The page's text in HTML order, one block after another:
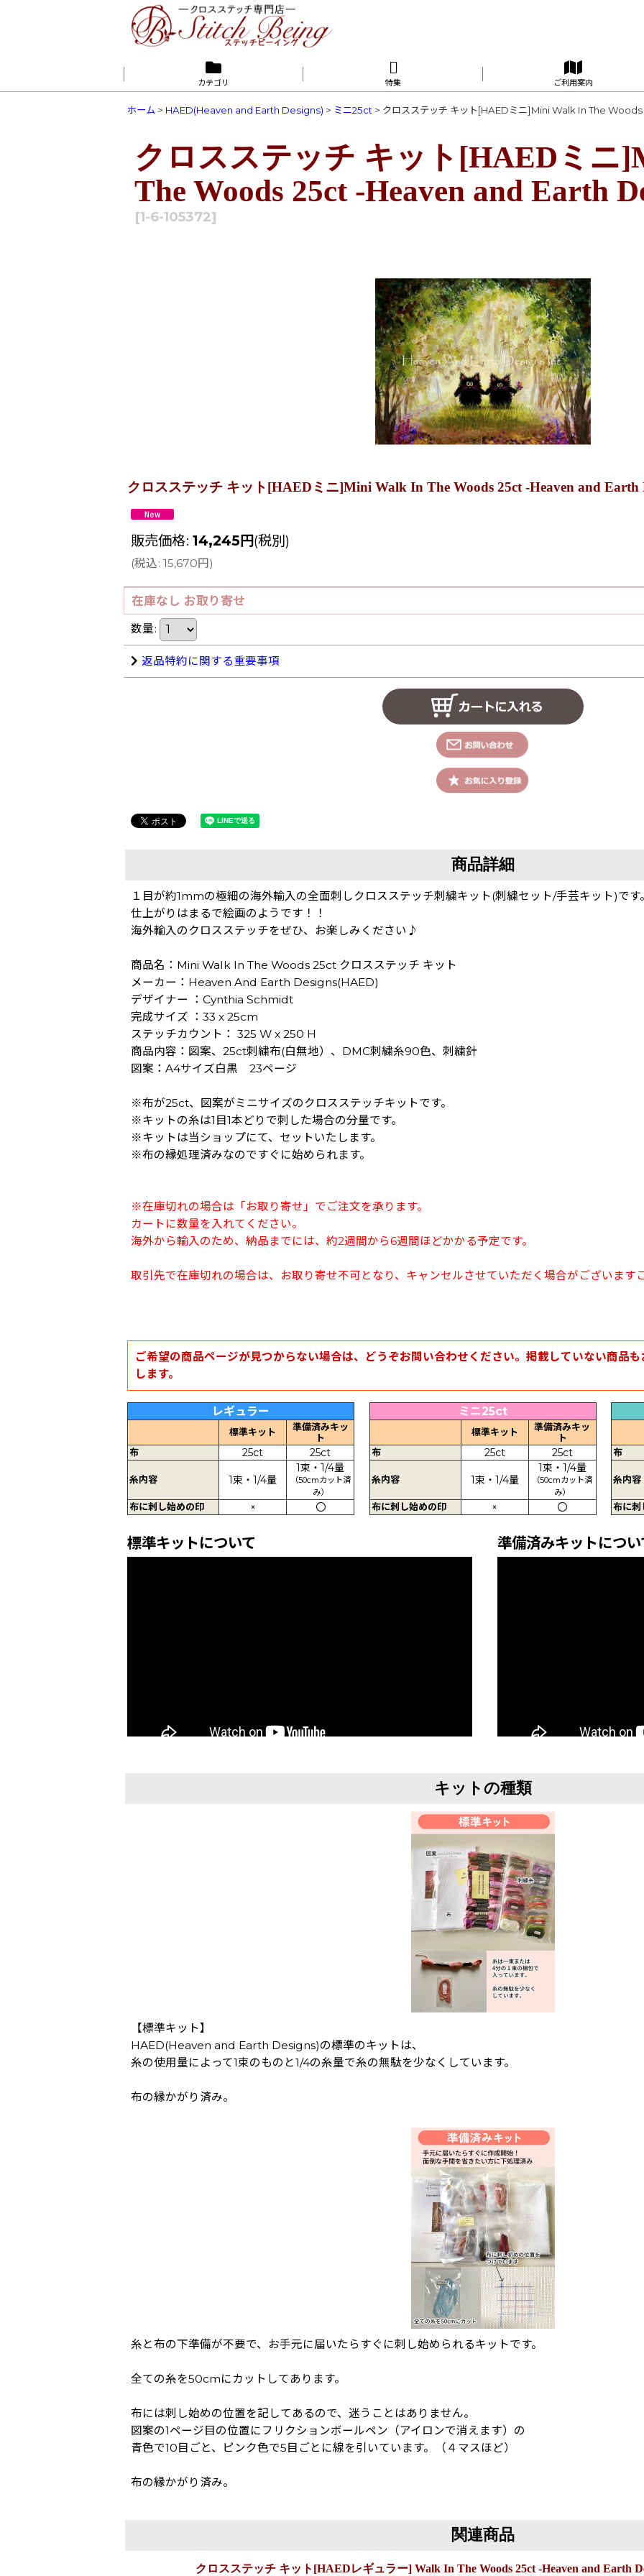
カテゴリ 特集 ご利用案内
ホーム > HAED(Heaven and Earth Designs) > ミニ25ct > クロスステッチ キット[HAEDミニ]Mini Walk In The
クロスステッチ キット[HAEDミニ
The Woods 25ct -Heaven and Earth
[1-6-105372]
クロスステッチ キット[HAEDミニ]Mini Walk In The Woods 25ct -Heaven and Earth
販売価格: 14,245円(税別)
(税込: 15,670円)
在庫なし お取り寄せ
数量:
返品特約に関する重要事項
商品詳細
１目が約1mmの極細の海外輸入の全面刺しクロスステッチ刺繍キット(刺繍セット/手芸キット)です。
仕上がりはまるで絵画のようです！！
海外輸入のクロスステッチをぜひ、お楽しみください♪
商品名：Mini Walk In The Woods 25ct クロスステッチ キット
メーカー：Heaven And Earth Designs(HAED)
デザイナー ：Cynthia Schmidt
完成サイズ ：33 x 25cm
ステッチカウント： 325 W x 250 H
商品内容：図案、25ct刺繍布(白無地）、DMC刺繍糸90色、刺繍針
図案：A4サイズ白黒 23ページ
※布が25ct、図案がミニサイズのクロスステッチキットです。
※キットの糸は1目1本どりで刺した場合の分量です。
※キットは当ショップにて、セットいたします。
※布の縁処理済みなのですぐに始められます。
※在庫切れの場合は「お取り寄せ」でご注文を承ります。
カートに数量を入れてください。
海外から輸入のため、納品までには、約2週間から6週間ほどかかる予定です。
取引先で在庫切れの場合は、お取り寄せ不可となり、キャンセルさせていただく場合がございます
ご希望の商品ページが見つからない場合は、どうぞお問い合わせください。掲載していない商品
します。
レギュラー
標準キット
準備済みキッ
ト
布
25ct 25ct
糸内容 1束・1/4量
1束・1/4量
（50cmカット済
み）
布に刺し始めの印 × 〇
ミニ25ct
標準キット
準備済みキッ
ト
布
25ct 25ct
糸内容 1束・1/4量
1束・1/4量
（50cmカット済
み）
布に刺し始めの印 × 〇
布
糸内容
布に刺
標準キットについて 準備済みキットについ
キットの種類
【標準キット】
HAED(Heaven and Earth Designs)の標準のキットは、
糸の使用量によって1束のものと1/4の糸量で糸の無駄を少なくしています。
布の縁かがり済み。
糸と布の下準備が不要で、お手元に届いたらすぐに刺し始められるキットです。
全ての糸を50cmにカットしてあります。
布には刺し始めの位置を記してあるので、迷うことはありません。
図案の1ページ目の位置にフリクションボールペン（アイロンで消えます）の
青色で10目ごと、ピンク色で5目ごとに線を引いています。（４マスほど）
布の縁かがり済み。
関連商品
クロスステッチ キット[HAEDレギュラー] Walk In The Woods 25ct -Heaven and Earth